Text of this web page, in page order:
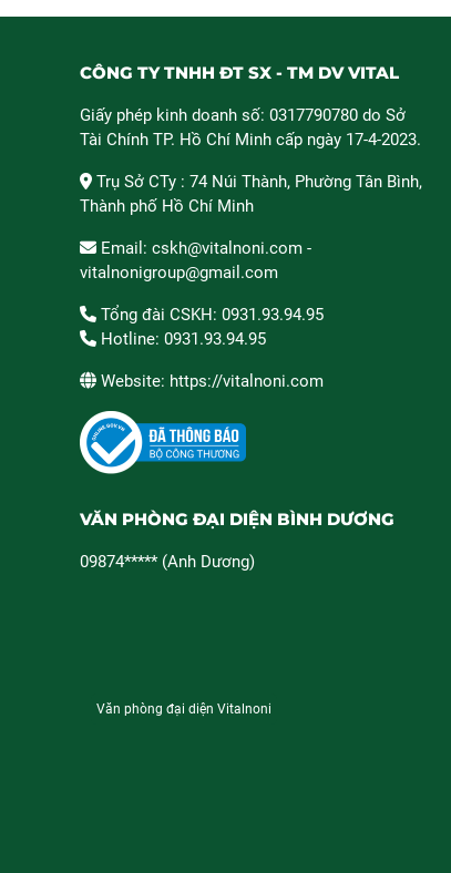
CÔNG TY TNHH ĐT SX - TM DV VITAL
Giấy phép kinh doanh số: 0317790780 do Sở
Tài Chính TP. Hồ Chí Minh cấp ngày 17-4-2023.
Trụ Sở CTy : 74 Núi Thành, Phường Tân Bình,
Thành phố Hồ Chí Minh
Email: cskh@vitalnoni.com -
vitalnonigroup@gmail.com
Tổng đài CSKH: 0931.93.94.95
Hotline: 0931.93.94.95
Website: https://vitalnoni.com
VĂN PHÒNG ĐẠI DIỆN BÌNH DƯƠNG
09874***** (Anh Dương)
Văn phòng đại diện Vitalnoni